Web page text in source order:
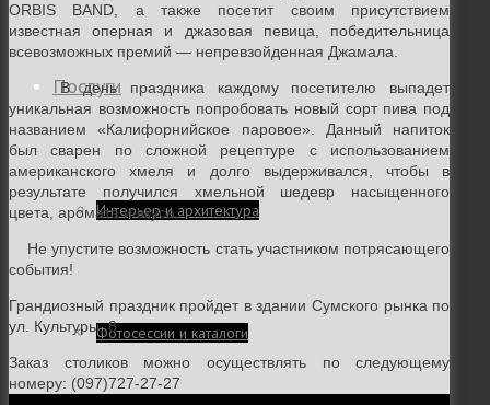
Послуги
Интерьер и архитектура
Фотосессии и каталоги
ORBIS BAND, а также посетит своим присутствием
известная оперная и джазовая певица, победительница
всевозможных премий — непревзойденная Джамала.
В день праздника каждому посетителю выпадет
уникальная возможность попробовать новый сорт пива под
названием «Калифорнийское паровое». Данный напиток
был сварен по сложной рецептуре с использованием
американского хмеля и долго выдерживался, чтобы в
результате получился хмельной шедевр насыщенного
цвета, аромата и вкуса.
Не упустите возможность стать участником потрясающего
события!
Грандиозный праздник пройдет в здании Сумского рынка по
ул. Культуры, 8
Заказ столиков можно осуществлять по следующему
номеру: (097)727-27-27